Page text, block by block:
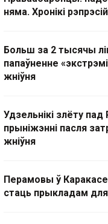
няма. Хронікі
Больш за 2 тысячы
папаўненне
жніўня
Удзельнікі злёту пад
прыніжэнні пасля
жніўня
Перамовы ў
стаць прыкладам для